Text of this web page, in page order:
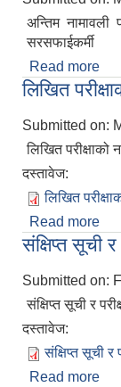
अन्तिम
सरसफाईकर्मी
Read more
लिखित
Submitted on:
लिखित परीक्षाको
दस्तावेज:
लिखित
Read more
संक्षिप्त सूची र
Submitted on:
संक्षिप्त सूची र
दस्तावेज:
संक्षिप्त सूची र
Read more